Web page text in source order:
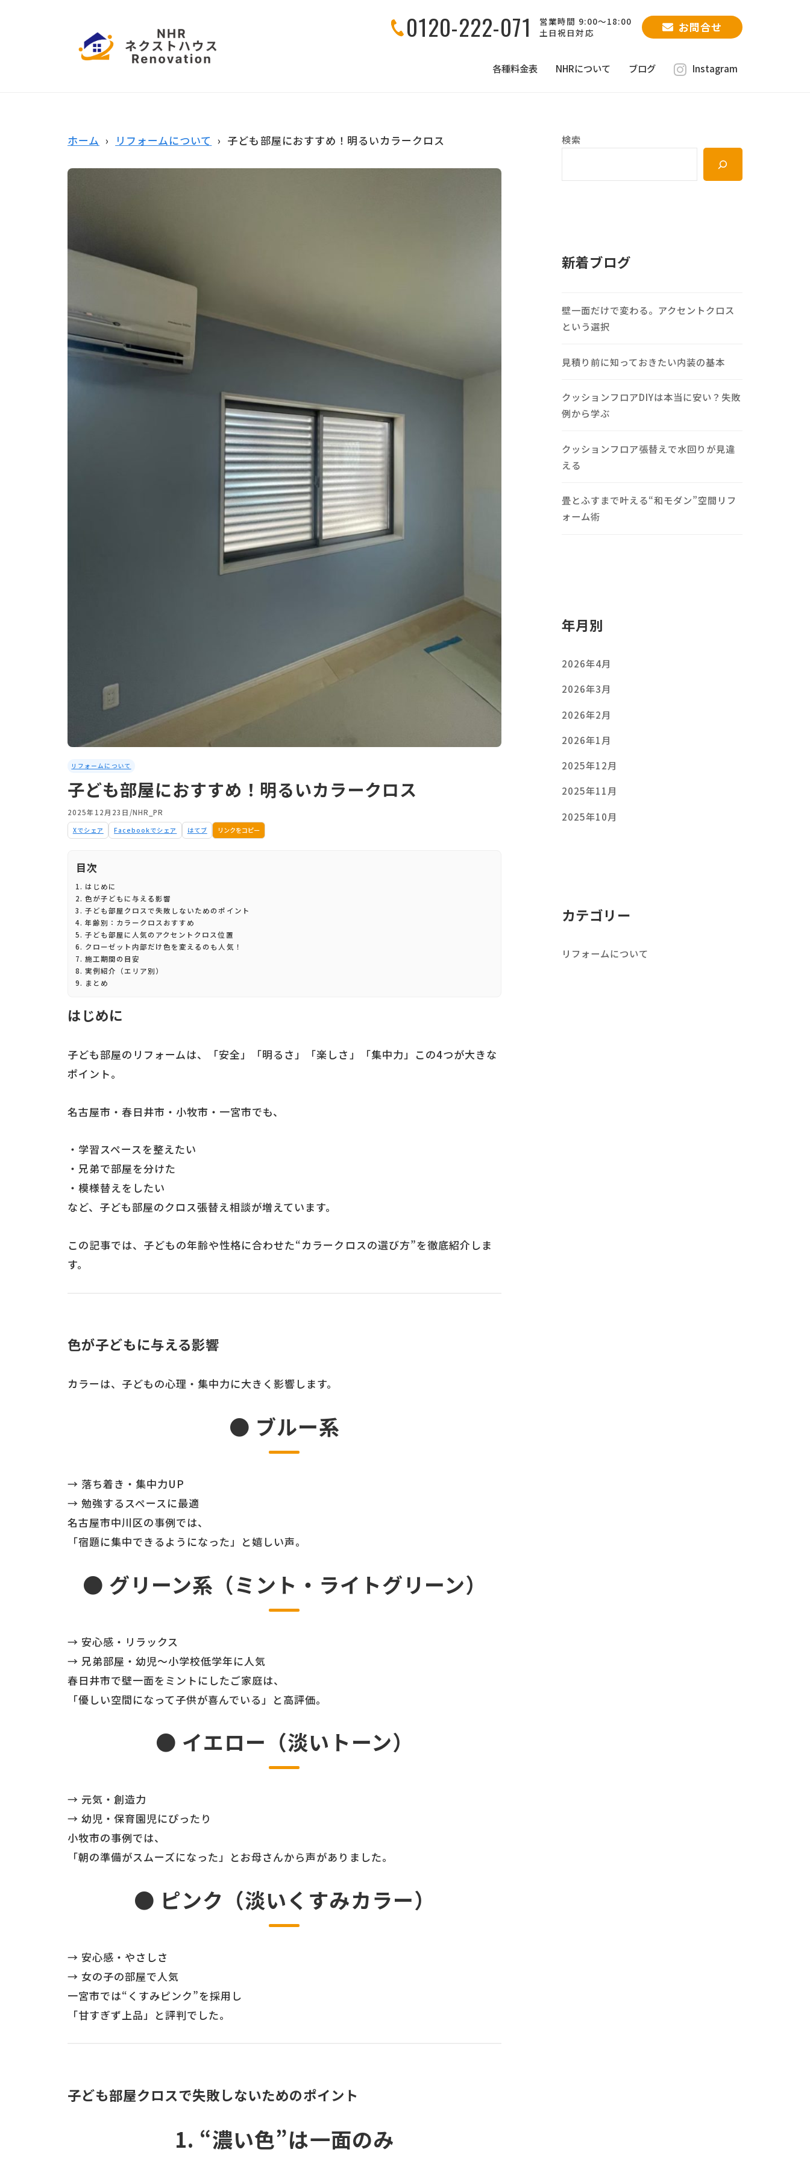
ウ
リ
ム
屋
を
業
0120-222-071
営業時間 9:00～18:00
土日祝日対応
お問合せ
各種料金表 NHRについて ブログ Instagram
ホーム › リフォームについて › 子ども部屋におすすめ！明るいカラークロス
リフォームについて
子ども部屋におすすめ！明るいカラークロス
2025年12月23日 /NHR_PR
Xでシェア Facebookでシェア はてブ リンクをコピー
目次
はじめに
色が子どもに与える影響
子ども部屋クロスで失敗しないためのポイント
年齢別：カラークロスおすすめ
子ども部屋に人気のアクセントクロス位置
クローゼット内部だけ色を変えるのも人気！
施工期間の目安
実例紹介（エリア別）
まとめ
はじめに
子ども部屋のリフォームは、「安全」「明るさ」「楽しさ」「集中力」この4つが大きな
ポイント。
名古屋市・春日井市・小牧市・一宮市でも、
・学習スペースを整えたい
・兄弟で部屋を分けた
・模様替えをしたい
など、子ども部屋のクロス張替え相談が増えています。
この記事では、子どもの年齢や性格に合わせた“カラークロスの選び方”を徹底紹介しま
す。
色が子どもに与える影響
カラーは、子どもの心理・集中力に大きく影響します。
● ブルー系
→ 落ち着き・集中力UP
→ 勉強するスペースに最適
名古屋市中川区の事例では、
「宿題に集中できるようになった」と嬉しい声。
● グリーン系（ミント・ライトグリーン）
→ 安心感・リラックス
→ 兄弟部屋・幼児〜小学校低学年に人気
春日井市で壁一面をミントにしたご家庭は、
「優しい空間になって子供が喜んでいる」と高評価。
● イエロー（淡いトーン）
→ 元気・創造力
→ 幼児・保育園児にぴったり
小牧市の事例では、
「朝の準備がスムーズになった」とお母さんから声がありました。
● ピンク（淡いくすみカラー）
→ 安心感・やさしさ
→ 女の子の部屋で人気
一宮市では“くすみピンク”を採用し
「甘すぎず上品」と評判でした。
子ども部屋クロスで失敗しないためのポイント
1. “濃い色”は一面のみ
検索
新着ブログ
壁一面だけで変わる。アクセントクロス
という選択
見積り前に知っておきたい内装の基本
クッションフロアDIYは本当に安い？失敗
例から学ぶ
クッションフロア張替えで水回りが見違
える
畳とふすまで叶える“和モダン”空間リフ
ォーム術
年月別
2026年4月
2026年3月
2026年2月
2026年1月
2025年12月
2025年11月
2025年10月
カテゴリー
リフォームについて
ウ
ー
ム